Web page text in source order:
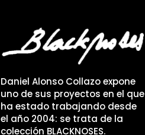
Daniel Alonso Collazo expone
uno de sus proyectos en el que
ha estado trabajando desde
el año 2004: se trata de la
colección BLACKNOSES.